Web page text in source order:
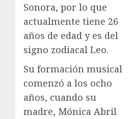
Sonora, por lo que
actualmente tiene 26
años de edad y es del
signo zodiacal Leo.
Su formación musical
comenzó a los ocho
años, cuando su
madre, Mónica Abril